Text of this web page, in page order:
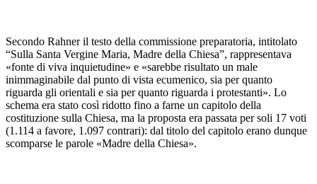
Secondo Rahner il testo della commissione preparatoria, intitolato
“Sulla Santa Vergine Maria, Madre della Chiesa”, rappresentava
«fonte di viva inquietudine» e «sarebbe risultato un male
inimmaginabile dal punto di vista ecumenico, sia per quanto
riguarda gli orientali e sia per quanto riguarda i protestanti». Lo
schema era stato così ridotto fino a farne un capitolo della
costituzione sulla Chiesa, ma la proposta era passata per soli 17 voti
(1.114 a favore, 1.097 contrari): dal titolo del capitolo erano dunque
scomparse le parole «Madre della Chiesa».